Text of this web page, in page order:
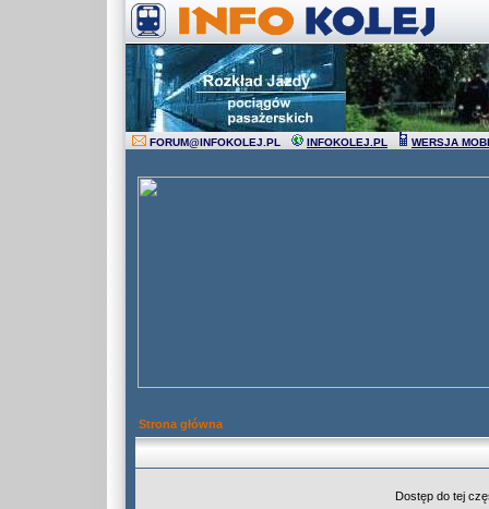
FORUM@INFOKOLEJ.PL INFOKOLEJ.PL WERSJA
Strona główna
Dostęp do tej